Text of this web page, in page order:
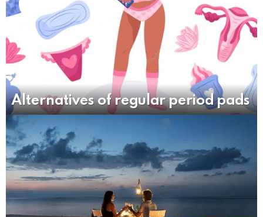
Alternatives of regular period pads